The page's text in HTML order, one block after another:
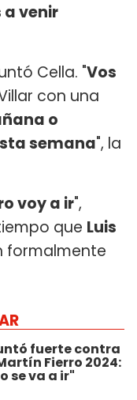
a venir
Cella. "Vos
con una
o
semana", la
voy a ir",
que Luis
formalmente
fuerte contra
Fierro 2024:
se va a ir"